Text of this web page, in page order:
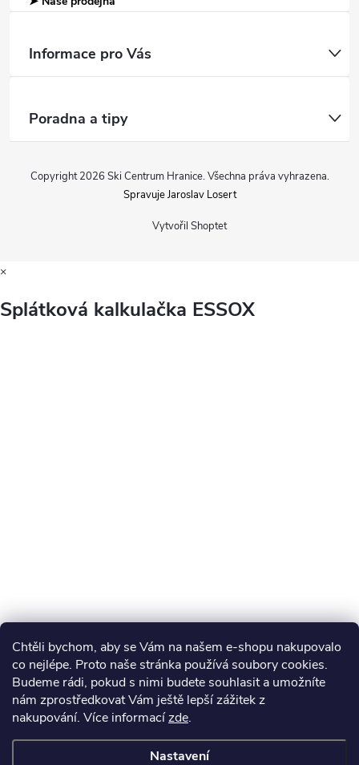
Chtěli bychom, aby se Vám na našem e-shopu nakupovalo
co nejlépe. Proto naše stránka používá soubory cookies.
Budeme rádi, pokud s nimi budete souhlasit a umožníte
nám zprostředkovat Vám ještě lepší zážitek z
nakupování. Více informacízde.
Nastavení
Informace pro Vás
Poradna a tipy
Vytvořil Shoptet
Copyright 2026 Ski Centrum Hranice. Všechna práva vyhrazena.
Spravuje Jaroslav Losert
×
Splátková kalkulačka ESSOX